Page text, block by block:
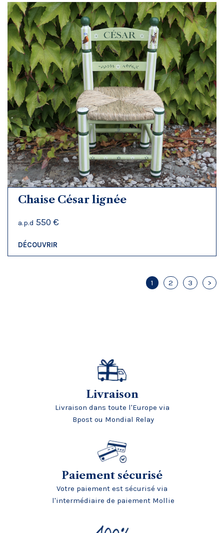
Chaise César lignée
a.p.d 550 €
DÉCOUVRIR
1 2 3 >
Livraison
Livraison dans toute l'Europe via
Bpost ou Mondial Relay
Paiement sécurisé
Votre paiement est sécurisé via
l'intermédiaire de paiement Mollie